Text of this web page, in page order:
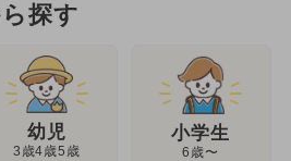
探す
幼児
3歳4歳5歳
小学生
6歳〜